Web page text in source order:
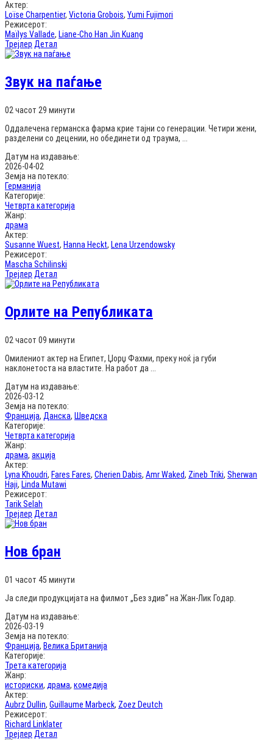
Актер:
Loïse Charpentier, Victoria Grobois, Yumi Fujimori
Режисерот:
Maïlys Vallade, Liane-Cho Han Jin Kuang
Трејлер Детал
Звук на паѓање
02 часот 29 минути
Оддалечена германска фарма крие тајни со генерации. Четири жени,
разделени со децении, но обединети од траума, ...
Датум на издавање:
2026-04-02
Земја на потекло:
Германија
Категорије:
Четврта категорија
Жанр:
драма
Актер:
Susanne Wuest, Hanna Heckt, Lena Urzendowsky
Режисерот:
Mascha Schilinski
Трејлер Детал
Орлите на Републиката
02 часот 09 минути
Омилениот актер на Египет, Џорџ Фахми, преку ноќ ја губи
наклонетоста на властите. На работ да ...
Датум на издавање:
2026-03-12
Земја на потекло:
Франција, Данска, Шведска
Категорије:
Четврта категорија
Жанр:
драма, акција
Актер:
Lyna Khoudri, Fares Fares, Cherien Dabis, Amr Waked, Zineb Triki, Sherwan
Haji, Linda Mutawi
Режисерот:
Tarik Selah
Трејлер Детал
Нов бран
01 часот 45 минути
Ја следи продукцијата на филмот „Без здив“ на Жан-Лик Годар.
Датум на издавање:
2026-03-19
Земја на потекло:
Франција, Велика Британија
Категорије:
Трета категорија
Жанр:
историски, драма, комедија
Актер:
Aubrz Dullin, Guillaume Marbeck, Zoez Deutch
Режисерот:
Richard Linklater
Трејлер Детал